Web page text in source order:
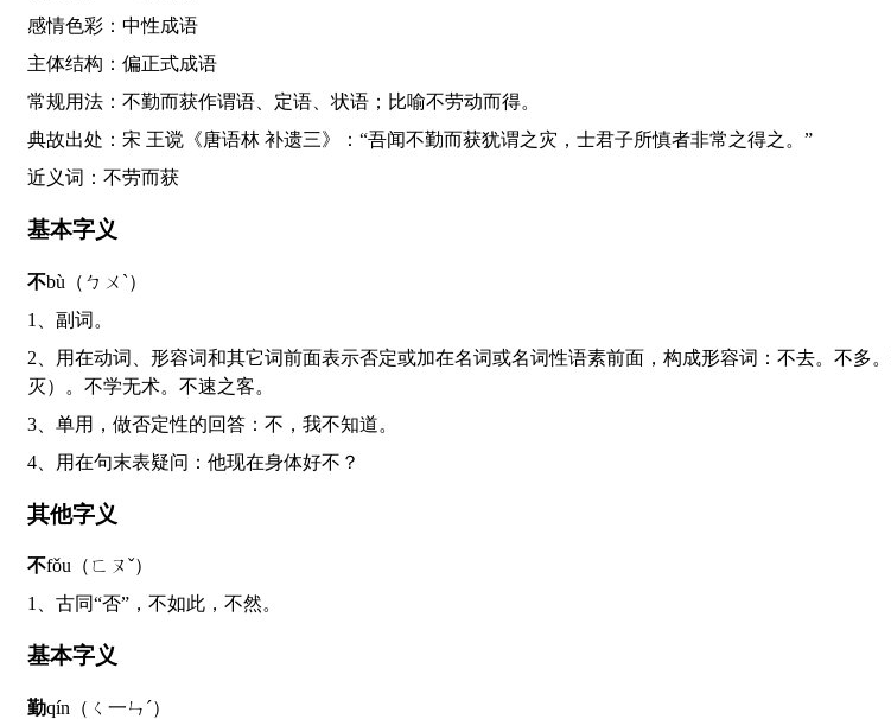
感情色彩：中性成语
主体结构：偏正式成语
常规用法：不勤而获作谓语、定语、状语；比喻不劳动而得。
典故出处：宋 王谠《唐语林 补遗三》：“吾闻不勤而获犹谓之灾，士君子所慎者非常之得之。”
近义词：不劳而获
基本字义
不bù（ㄅㄨˋ）
1、副词。
2、用在动词、形容词和其它词前面表示否定或加在名词或名词性语素前面，构成形容词：不去。不多。不法。不料。不材（才能平庸，常用作自谦）。不刊（无须修改，不可磨
灭）。不学无术。不速之客。
3、单用，做否定性的回答：不，我不知道。
4、用在句末表疑问：他现在身体好不？
其他字义
不fǒu（ㄈㄡˇ）
1、古同“否”，不如此，不然。
基本字义
勤qín（ㄑ一ㄣˊ）